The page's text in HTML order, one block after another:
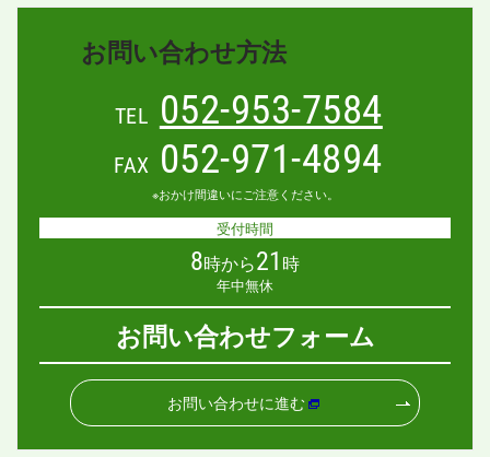
お問い合わせ方法
TEL 052-953-7584
FAX 052-971-4894
※おかけ間違いにご注意ください。
受付時間
8時から21 時
年中無休
お問い合わせフォーム
お問い合わせに進む